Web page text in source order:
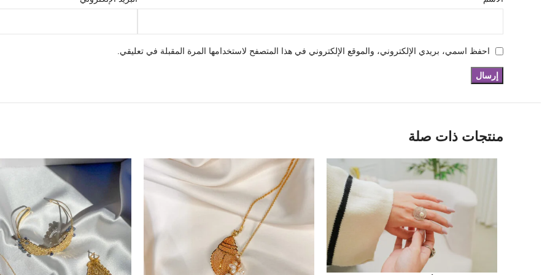
احفظ اسمي، بريدي الإلكتروني، والموقع الإلكتروني في هذا المتصفح لاستخدامها المرة المقبلة في تعليقي.
منتجات ذات صلة